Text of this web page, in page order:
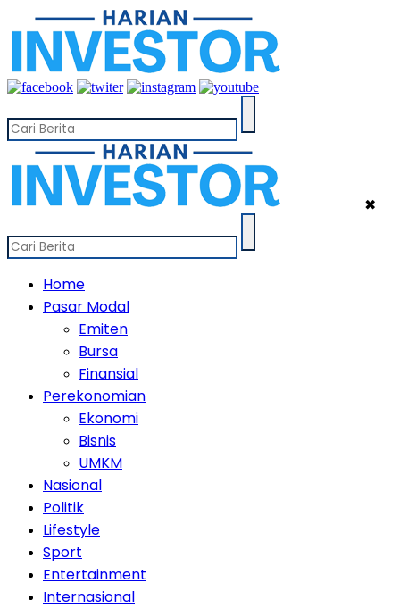
✖
Home
Pasar Modal
Emiten
Bursa
Finansial
Perekonomian
Ekonomi
Bisnis
UMKM
Nasional
Politik
Lifestyle
Sport
Entertainment
Internasional